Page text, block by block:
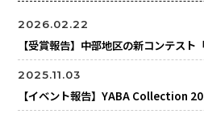
2026.02.22
【受賞報告】中部地区の新コンテス
2025.11.03
【イベント報告】YABA Collection